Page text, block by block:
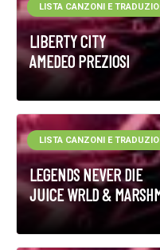
LIBERTY CITY
AMEDEO PREZIOSI
LISTA CANZONI E
LEGENDS NEVER DIE
JUICE WRLD &
LISTA CANZONI E